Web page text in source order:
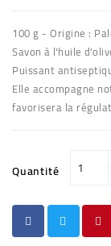
100 g - Origine :
Savon à l'huile
Puissant
Elle accompagne
favorisera la
Quantité